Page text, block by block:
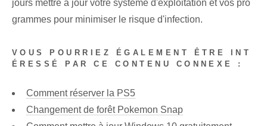
jours mettre à jour votre système d'exploitation et vos pro
grammes pour minimiser le risque d'infection.
VOUS POURRIEZ ÉGALEMENT ÊTRE INT
ÉRESSÉ PAR CE CONTENU CONNEXE :
Comment réserver la PS5
Changement de forêt Pokemon Snap